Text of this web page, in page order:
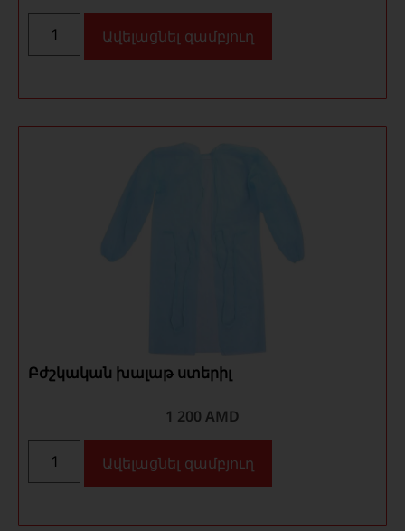
Ավելացնել զամբյուղ
Բժշկական խալաթ ստերիլ
1 200 AMD
Ավելացնել զամբյուղ